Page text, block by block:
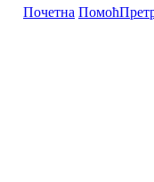
Почетна Помоћ